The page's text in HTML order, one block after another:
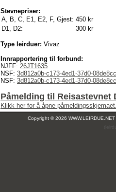
Stevnepriser:
A, B, C, E1, E2, F, Gjest: 450 kr
D1, D2:
300 kr
Type leirduer: Vivaz
Innrapportering til forbund:
NJFF: 26JT1635
NSF: 3d812a0b-c173-4ed1-37d0-
NSF: 3d812a0b-c173-4ed1-37d0-
Påmelding til Reisastevnet
Klikk her for å åpne
Copyright © 2026